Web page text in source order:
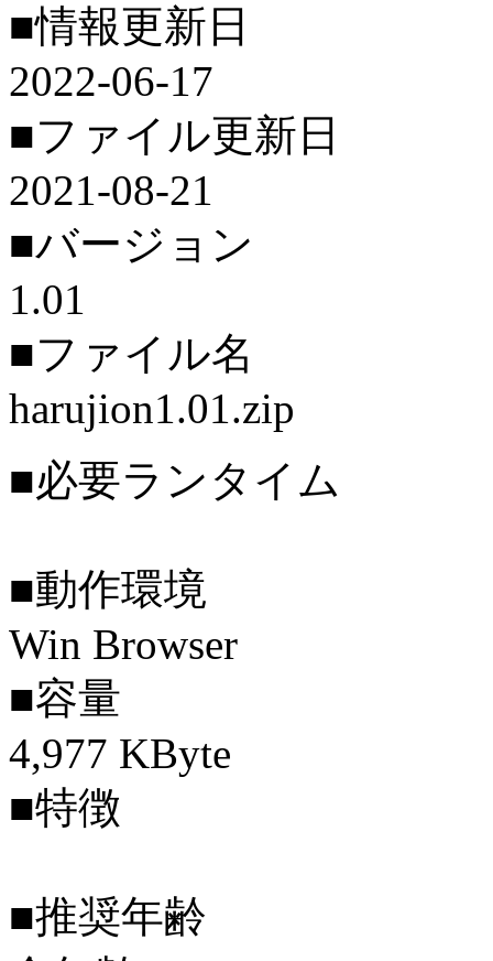
■情報更新日
2022-06-17
■ファイル更新日
2021-08-21
■バージョン
1.01
■ファイル名
harujion1.01.zip
■必要ランタイム
■動作環境
Win Browser
■容量
4,977 KByte
■特徴
■推奨年齢